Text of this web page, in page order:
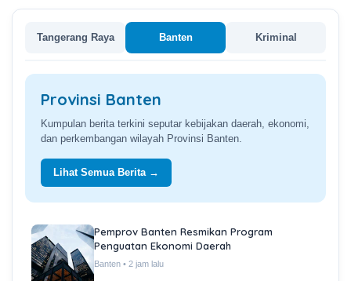
Tangerang Raya Banten Kriminal
Provinsi Banten
Kumpulan berita terkini seputar kebijakan daerah, ekonomi,
dan perkembangan wilayah Provinsi Banten.
Lihat Semua Berita →
Pemprov Banten Resmikan Program
Penguatan Ekonomi Daerah
Banten • 2 jam lalu